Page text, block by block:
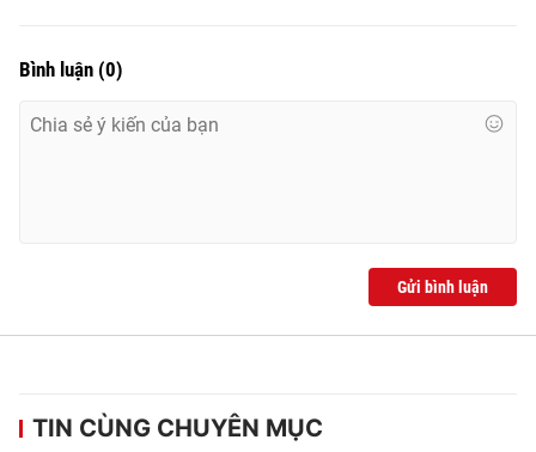
Tổng đài VTV:
Ðiện thoại Thời báo VTV:
Bình luận (0)
Gửi bình luận
TIN CÙNG CHUYÊN MỤC